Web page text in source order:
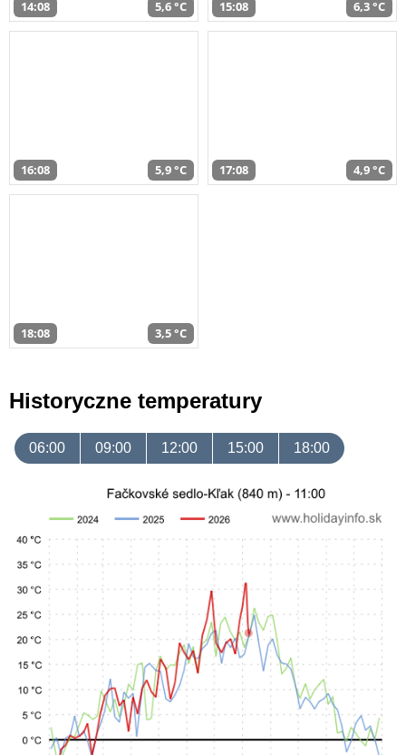
14:08 5,6 °C 15:08 6,3 °C
16:08 5,9 °C 17:08 4,9 °C
18:08 3,5 °C
Historyczne temperatury
06:00 09:00 12:00 15:00 18:00